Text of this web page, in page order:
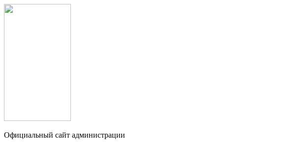
Официальный сайт администрации